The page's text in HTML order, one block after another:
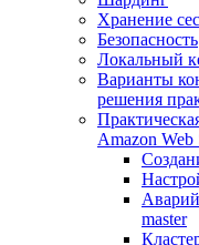
Хранение
Безопасность
Локальный
Варианты
решения
Amazon Web
master